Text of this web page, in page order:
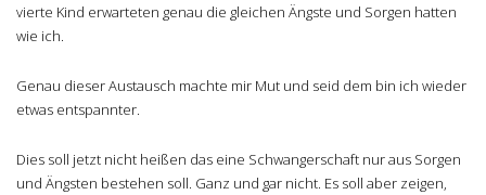
vierte Kind erwarteten genau die gleichen Ängste und Sorgen hatten
wie ich.
Genau dieser Austausch machte mir Mut und seid dem bin ich wieder
etwas entspannter.
Dies soll jetzt nicht heißen das eine Schwangerschaft nur aus Sorgen
und Ängsten bestehen soll. Ganz und gar nicht. Es soll aber zeigen,